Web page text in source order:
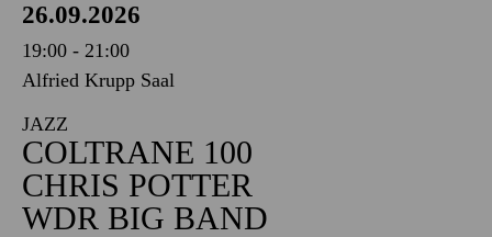
26.09.2026
19:00 - 21:00
Alfried Krupp Saal
JAZZ
COLTRANE 100
CHRIS POTTER
WDR BIG BAND